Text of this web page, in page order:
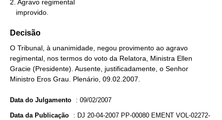
2. Agravo regimental
   improvido.
Decisão
O Tribunal, à unanimidade, negou provimento ao agravo
regimental, nos termos do voto da Relatora, Ministra Ellen
Gracie (Presidente). Ausente, justificadamente, o Senhor
Ministro Eros Grau. Plenário, 09.02.2007.
Data do Julgamento : 09/02/2007
Data da Publicação : DJ 20-04-2007 PP-00080 EMENT VOL-02272-